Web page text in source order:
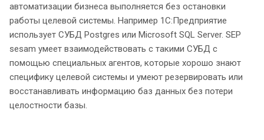
автоматизации бизнеса выполняется без остановки
работы целевой системы. Например 1С:Предприятие
использует СУБД Postgres или Microsoft SQL Server. SEP
sesam умеет взаимодействовать с такими СУБД с
помощью специальных агентов, которые хорошо знают
специфику целевой системы и умеют резервировать или
восстанавливать информацию баз данных без потери
целостности базы.